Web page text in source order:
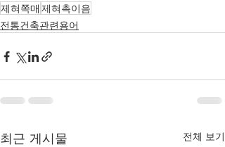
제혀쪽매 제혀촉이음
전통건축관련용어
최근 게시물 전체 보기